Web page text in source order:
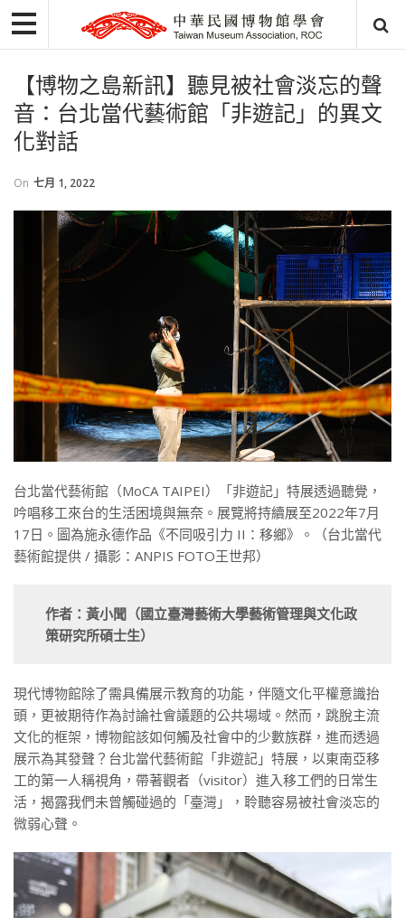
【博物之島新訊】聽見被社會淡忘的聲
音：台北當代藝術館「非遊記」的異文
化對話
On 七月 1, 2022
台北當代藝術館（MoCA TAIPEI）「非遊記」特展透過聽覺，
吟唱移工來台的生活困境與無奈。展覽將持續展至2022年7月
17日。圖為施永德作品《不同吸引力 II：移鄉》。（台北當代
藝術館提供 / 攝影：ANPIS FOTO王世邦）
作者：黃小聞（國立臺灣藝術大學藝術管理與文化政
策研究所碩士生）
現代博物館除了需具備展示教育的功能，伴隨文化平權意識抬
頭，更被期待作為討論社會議題的公共場域。然而，跳脫主流
文化的框架，博物館該如何觸及社會中的少數族群，進而透過
展示為其發聲？台北當代藝術館「非遊記」特展，以東南亞移
工的第一人稱視角，帶著觀者（visitor）進入移工們的日常生
活，揭露我們未曾觸碰過的「臺灣」，聆聽容易被社會淡忘的
微弱心聲。